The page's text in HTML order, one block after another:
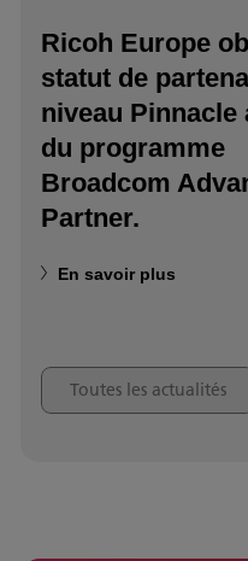
Ricoh Europe
statut de
niveau Pinnacle
du programme
Broadcom
Partner.
En savoir plus
Toutes les actualités